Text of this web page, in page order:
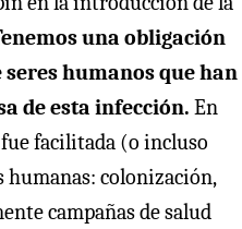
una obligación
humanos que han
de esta infección. En
facilitada (o incluso
colonización,
campañas de salud